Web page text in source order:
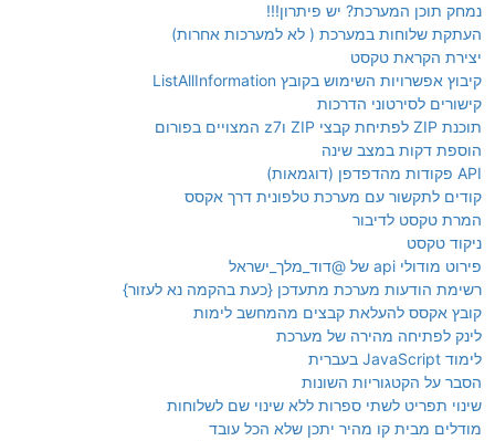
נמחק תוכן המערכת? יש פיתרון!!!
העתקת שלוחות במערכת ( לא למערכות אחרות)
יצירת הקראת טקסט
קיבוץ אפשרויות השימוש בקובץ ListAllInformation
קישורים לסירטוני הדרכות
תוכנת ZIP לפתיחת קבצי ZIP וz7 המצויים בפורום
הוספת דקות במצב שינה
API פקודות מהדפדפן (דוגמאות)
קודים לתקשור עם מערכת טלפונית דרך אקסס
המרת טקסט לדיבור
ניקוד טקסט
פירוט מודולי api של @דוד_מלך_ישראל
רשימת הודעות מערכת מתעדכן {כעת בהקמה נא לעזור}
קובץ אקסס להעלאת קבצים מהמחשב לימות
לינק לפתיחה מהירה של מערכת
לימוד JavaScript בעברית
הסבר על הקטגוריות השונות
שינוי תפריט לשתי ספרות ללא שינוי שם לשלוחות
מודלים מבית קו מהיר יתכן שלא הכל עובד